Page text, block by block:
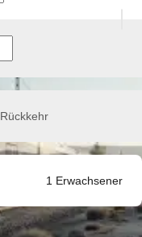
Rückkehr
1 Erwachsener